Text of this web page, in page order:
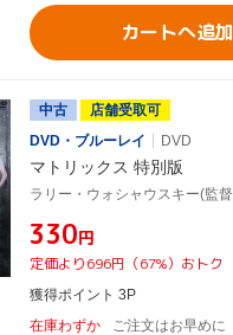
カートへ追加
中古
店舗受取可
DVD・ブルーレイ
DVD
マトリックス 特別版
¥330円
定価より696円（67%）おトク
獲得ポイント 3P
在庫わずか
ご注文はお早めに